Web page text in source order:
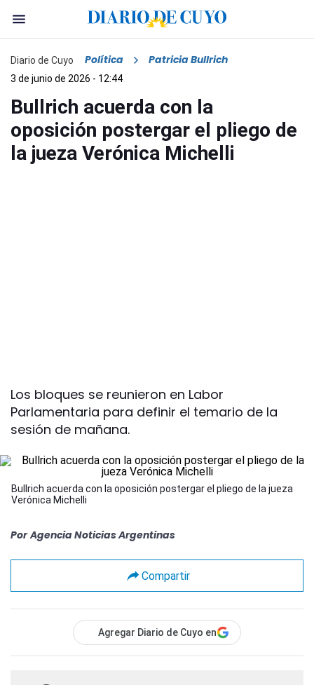
Diario de Cuyo Política Patricia Bullrich
3 de junio de 2026 - 12:44
Bullrich acuerda con la
oposición postergar el pliego de
la jueza Verónica Michelli
Los bloques se reunieron en Labor
Parlamentaria para definir el temario de la
sesión de mañana.
Bullrich acuerda con la oposición postergar el pliego de la jueza
Verónica Michelli
Por Agencia Noticias Argentinas
Compartir
Agregar Diario de Cuyo en